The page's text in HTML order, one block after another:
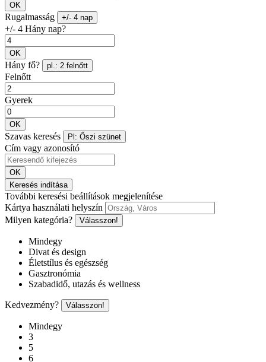
OK
Rugalmasság +/- 4 nap
+/- 4 Hány nap?
OK
Hány fő? pl.: 2 felnőtt
Felnőtt
Gyerek
OK
Szavas keresés Pl: Őszi szünet
Cím vagy azonosító
OK
Keresés indítása
További keresési beállítások megjelenítése
Kártya használati helyszín
Milyen kategória?
Válasszon!
Mindegy
Divat és design
Életstílus és egészség
Gasztronómia
Szabadidő, utazás és wellness
Kedvezmény? Válasszon!
Mindegy
3
5
6